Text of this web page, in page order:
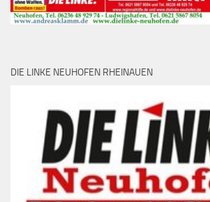
DIE LINKE NEUHOFEN RHEINAUEN